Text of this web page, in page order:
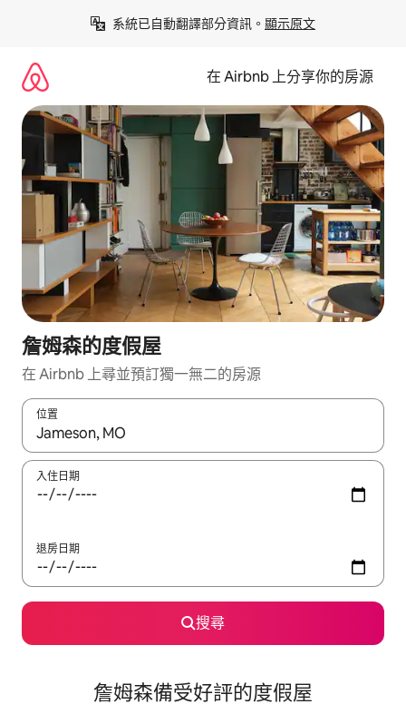
系統已自動翻譯部分資訊。 顯示原文
在 Airbnb 上分享你的房源
詹姆森的度假屋
在 Airbnb 上尋並預訂獨一無二的房源
位置
如有搜尋結果，瀏覽內容時請使用上下箭頭，或輕點、滑動裝置。
入住日期
退房日期
搜尋
詹姆森備受好評的度假屋